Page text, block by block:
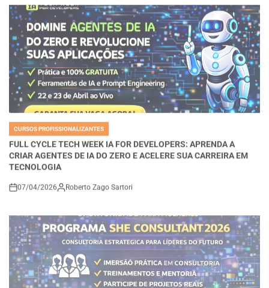
POSTED
IN
CURSOS PROFISSIONALIZANTES
FULL CYCLE TECH WEEK IA FOR DEVELOPERS: APRENDA A
CRIAR AGENTES DE IA DO ZERO E ACELERE SUA CARREIRA EM
TECNOLOGIA
on
07/04/2026